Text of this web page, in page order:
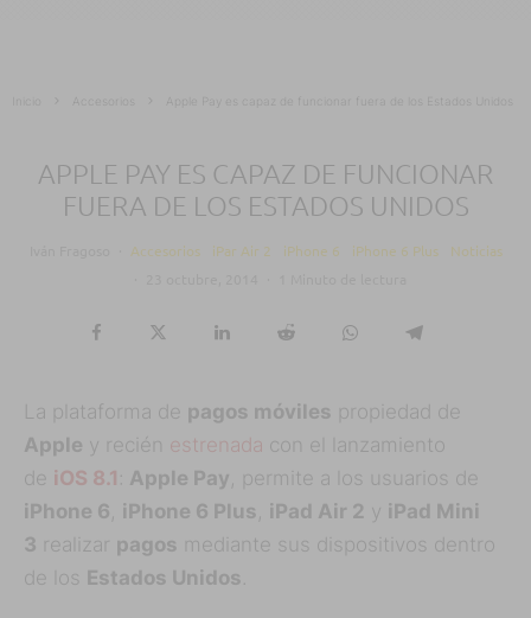
Accesorios Apple Pay es capaz de funcionar fuera de los Estados Unidos
APPLE PAY ES CAPAZ DE FUNCIONAR
FUERA DE LOS ESTADOS UNIDOS
Accesorios iPar Air 2 iPhone 6 iPhone 6 Plus
Noticias
La plataforma de pagos móviles propiedad de
Apple y recién estrenada con el lanzamiento
de iOS 8.1 : Apple Pay , permite a los usuarios de
iPhone 6 iPhone 6 Plus iPad Air 2 y iPad Mini
3 realizar pagos mediante sus dispositivos dentro
de los Estados Unidos